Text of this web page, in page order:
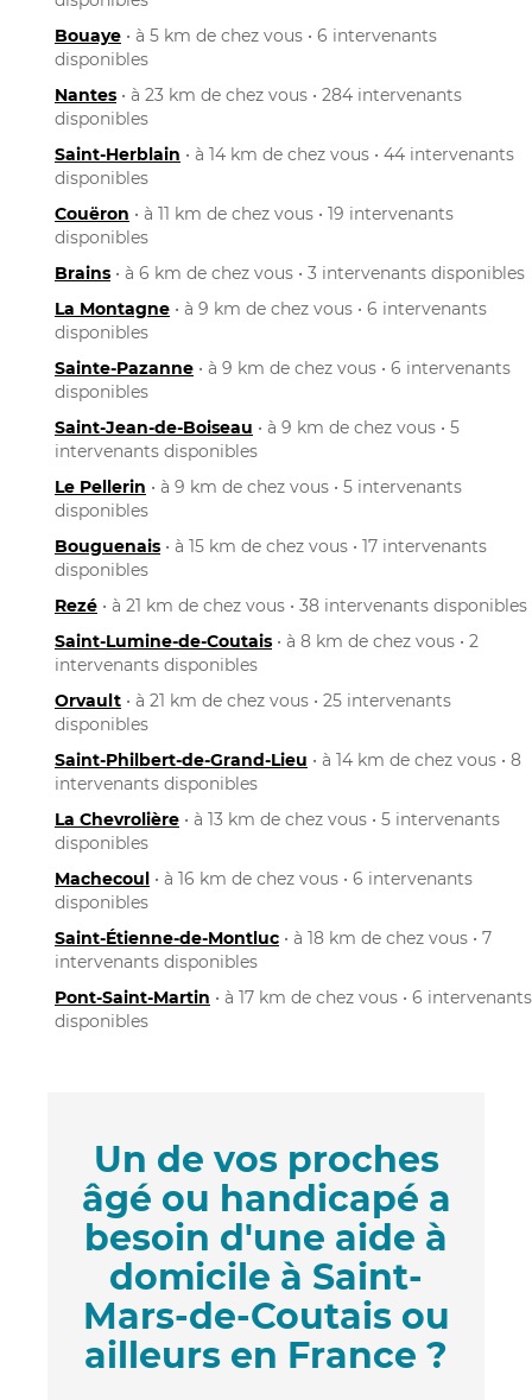
Bouaye • à 5 km de chez vous • 6 intervenants
disponibles
Nantes • à 23 km de chez vous • 284 intervenants
disponibles
Saint-Herblain • à 14 km de chez vous • 44 intervenants
disponibles
Couëron • à 11 km de chez vous • 19 intervenants
disponibles
Brains • à 6 km de chez vous • 3 intervenants disponibles
La Montagne • à 9 km de chez vous • 6 intervenants
disponibles
Sainte-Pazanne • à 9 km de chez vous • 6 intervenants
disponibles
Saint-Jean-de-Boiseau • à 9 km de chez vous • 5
intervenants disponibles
Le Pellerin • à 9 km de chez vous • 5 intervenants
disponibles
Bouguenais • à 15 km de chez vous • 17 intervenants
disponibles
Rezé • à 21 km de chez vous • 38 intervenants disponibles
Saint-Lumine-de-Coutais • à 8 km de chez vous • 2
intervenants disponibles
Orvault • à 21 km de chez vous • 25 intervenants
disponibles
Saint-Philbert-de-Grand-Lieu • à 14 km de chez vous • 8
intervenants disponibles
La Chevrolière • à 13 km de chez vous • 5 intervenants
disponibles
Machecoul • à 16 km de chez vous • 6 intervenants
disponibles
Saint-Étienne-de-Montluc • à 18 km de chez vous • 7
intervenants disponibles
Pont-Saint-Martin • à 17 km de chez vous • 6 intervenants
disponibles
Un de vos proches
âgé ou handicapé a
besoin d'une aide à
domicile à Saint-
Mars-de-Coutais ou
ailleurs en France ?